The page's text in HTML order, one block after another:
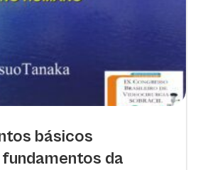
básicos
da